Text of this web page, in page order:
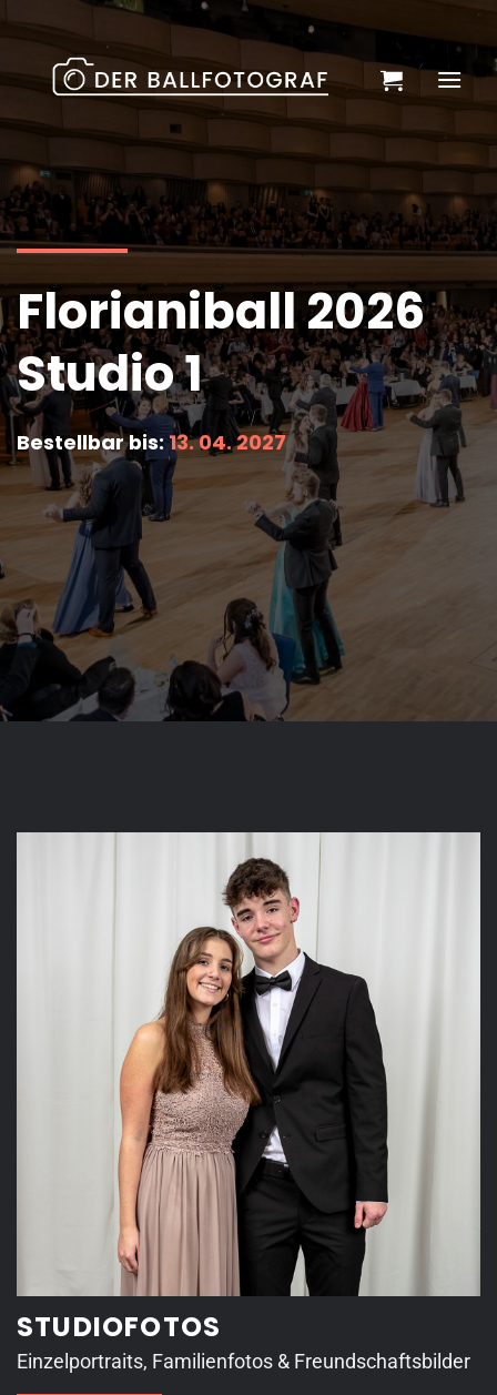
springen
Florianiball 2026
Studio 1
Bestellbar bis: 13. 04. 2027
STUDIOFOTOS
Einzelportraits, Familienfotos & Freundschaftsbilder